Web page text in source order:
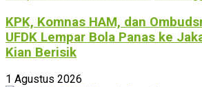
KPK, Komnas HAM, dan
UFDK Lempar Bola Panas ke
Kian Berisik
1 Agustus 2026